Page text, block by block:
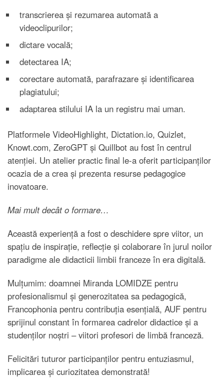
transcrierea și rezumarea automată a
videoclipurilor;
dictare vocală;
detectarea IA;
corectare automată, parafrazare și identificarea
plagiatului;
adaptarea stilului IA la un registru mai uman.
Platformele VideoHighlight, Dictation.io, Quizlet,
Knowt.com, ZeroGPT și Quillbot au fost în centrul
atenției. Un atelier practic final le-a oferit participanților
ocazia de a crea și prezenta resurse pedagogice
inovatoare.
Mai mult decât o formare…
Această experiență a fost o deschidere spre viitor, un
spațiu de inspirație, reflecție și colaborare în jurul noilor
paradigme ale didacticii limbii franceze în era digitală.
Mulțumim: doamnei Miranda LOMIDZE pentru
profesionalismul și generozitatea sa pedagogică,
Francophonia pentru contribuția esențială, AUF pentru
sprijinul constant în formarea cadrelor didactice și a
studenților noștri – viitori profesori de limbă franceză.
Felicitări tuturor participanților pentru entuziasmul,
implicarea și curiozitatea demonstrată!